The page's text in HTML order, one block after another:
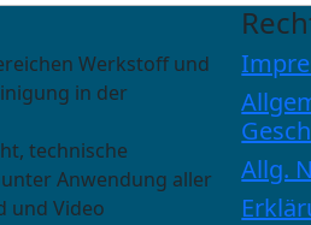
Werkstoff und
in der
technische
Anwendung aller
und Video
Allg.